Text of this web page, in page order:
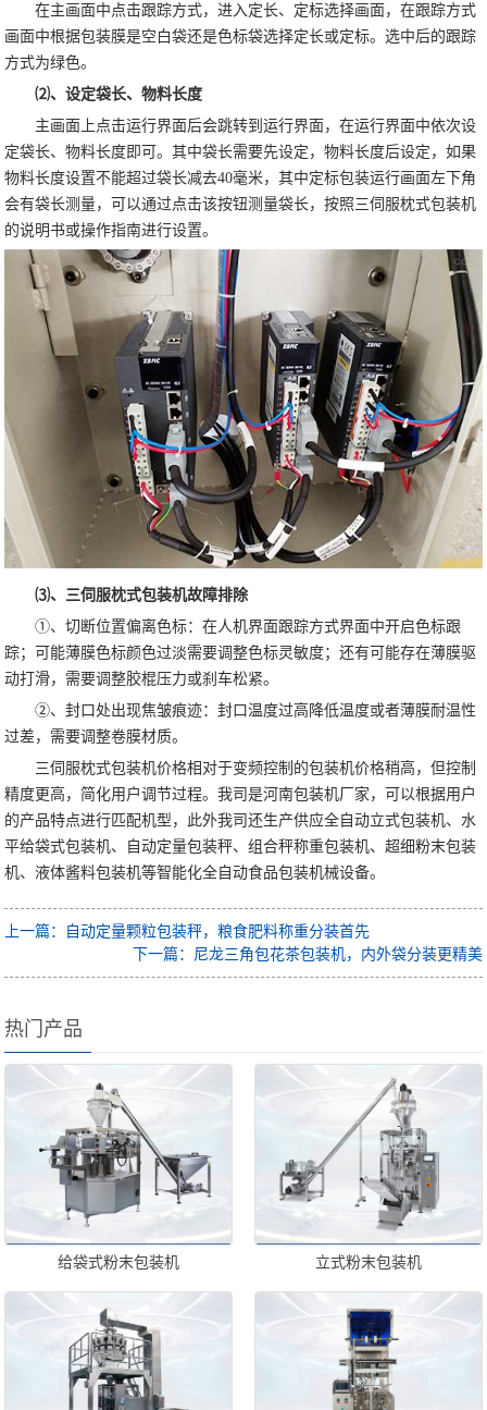
在主画面中点击跟踪方式，进入定长、定标选择画面，在跟踪方式
画面中根据包装膜是空白袋还是色标袋选择定长或定标。选中后的跟踪
方式为绿色。
⑵、设定袋长、物料长度
主画面上点击运行界面后会跳转到运行界面，在运行界面中依次设
定袋长、物料长度即可。其中袋长需要先设定，物料长度后设定，如果
物料长度设置不能超过袋长减去40毫米，其中定标包装运行画面左下角
会有袋长测量，可以通过点击该按钮测量袋长，按照三伺服枕式包装机
的说明书或操作指南进行设置。
⑶、三伺服枕式包装机故障排除
①、切断位置偏离色标：在人机界面跟踪方式界面中开启色标跟
踪；可能薄膜色标颜色过淡需要调整色标灵敏度；还有可能存在薄膜驱
动打滑，需要调整胶棍压力或刹车松紧。
②、封口处出现焦皱痕迹：封口温度过高降低温度或者薄膜耐温性
过差，需要调整卷膜材质。
三伺服枕式包装机价格相对于变频控制的包装机价格稍高，但控制
精度更高，简化用户调节过程。我司是河南包装机厂家，可以根据用户
的产品特点进行匹配机型，此外我司还生产供应全自动立式包装机、水
平给袋式包装机、自动定量包装秤、组合秤称重包装机、超细粉末包装
机、液体酱料包装机等智能化全自动食品包装机械设备。
上一篇：自动定量颗粒包装秤，粮食肥料称重分装首先
下一篇：尼龙三角包花茶包装机，内外袋分装更精美
热门产品
给袋式粉末包装机 立式粉末包装机